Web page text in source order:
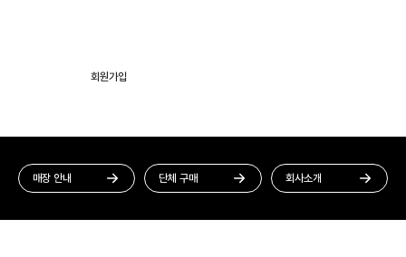
회원가입
매장 안내 단체 구매 회사소개